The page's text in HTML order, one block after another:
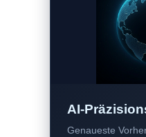
AI-
Genaueste